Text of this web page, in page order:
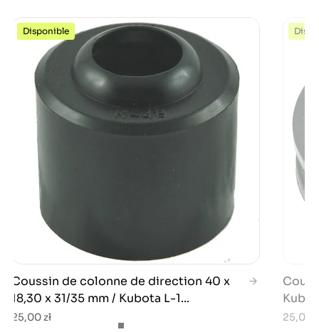
Disponible
Coussin de colonne de direction 40 x
18,30 x 31/35 mm / Kubota L-1...
25,00 zł 25,00